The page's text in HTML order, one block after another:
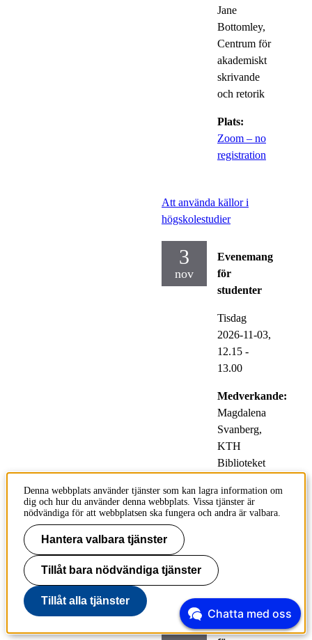
Jane
Bottomley,
Centrum för
akademiskt
skrivande
och retorik
Plats:
Zoom – no
registration
Att använda källor i
högskolestudier
3
nov
Evenemang
för
studenter
Tisdag
2026-11-03,
12.15 -
13.00
Medverkande:
Magdalena
Svanberg,
KTH
Biblioteket
Plats:
Zoom – no
Zotero – kom igång med
referenshanteringsprogram
10
Denna webbplats använder tjänster som kan lagra information om
dig och hur du använder denna webbplats. Vissa tjänster är
nödvändiga för att webbplatsen ska fungera och andra är valbara.
Hantera valbara tjänster
Tillåt bara nödvändiga tjänster
Tillåt alla tjänster
Chatta med oss